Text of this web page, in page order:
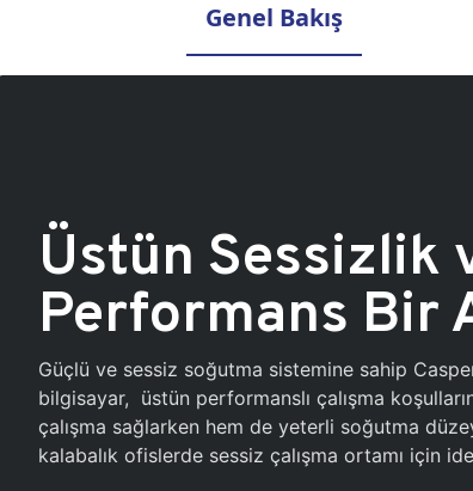
Genel Bakış
Üstün Sessizlik
Performans Bir
Güçlü ve sessiz soğutma sistemine sahip
bilgisayar, üstün performanslı çalışma
çalışma sağlarken hem de yeterli soğutma
kalabalık ofislerde sessiz çalışma ortamı için